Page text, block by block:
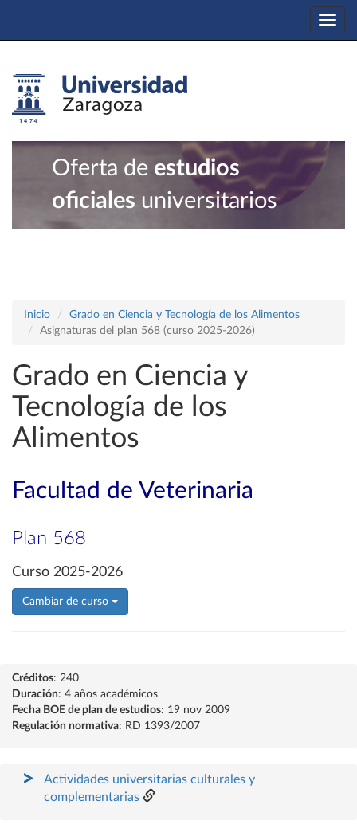
Oferta de estudios
oficiales universitarios
Inicio
Grado en Ciencia y Tecnología de los Alimentos
Asignaturas del plan 568 (curso 2025-2026)
Grado en Ciencia y
Tecnología de los
Alimentos
Facultad de Veterinaria
Plan 568
Curso 2025-2026
Cambiar de curso
Créditos: 240
Duración: 4 años académicos
Fecha BOE de plan de estudios: 19 nov 2009
Regulación normativa: RD 1393/2007
Actividades universitarias culturales y
complementarias